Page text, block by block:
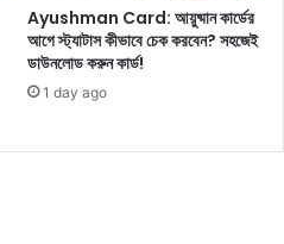
Ayushman Card: আয়ুষ্মান কার্ডের
আগে স্ট্যাটাস কীভাবে চেক করবেন? সহজেই
ডাউনলোড করুন কার্ড!
1 day ago